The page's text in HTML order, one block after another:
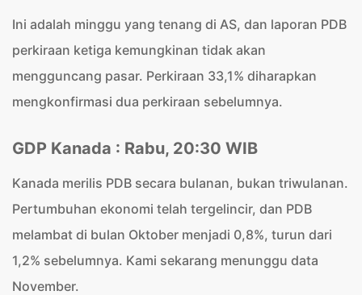
Ini adalah minggu yang tenang di AS, dan laporan PDB
perkiraan ketiga kemungkinan tidak akan
mengguncang pasar. Perkiraan 33,1% diharapkan
mengkonfirmasi dua perkiraan sebelumnya.
GDP Kanada : Rabu, 20:30 WIB
Kanada merilis PDB secara bulanan, bukan triwulanan.
Pertumbuhan ekonomi telah tergelincir, dan PDB
melambat di bulan Oktober menjadi 0,8%, turun dari
1,2% sebelumnya. Kami sekarang menunggu data
November.